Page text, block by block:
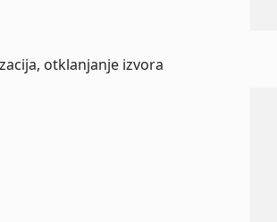
otklanjanje izvora